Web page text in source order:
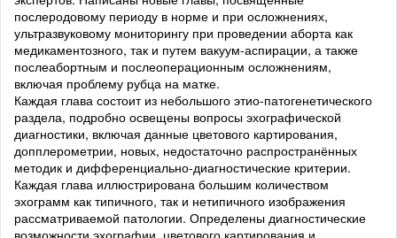
послеродовому периоду в норме и при осложнениях,
ультразвуковому мониторингу при проведении аборта как
медикаментозного, так и путем вакуум-аспирации, а также
послеабортным и послеоперационным осложнениям,
включая проблему рубца на матке.
Каждая глава состоит из небольшого этио-патогенетического
раздела, подробно освещены вопросы эхографической
диагностики, включая данные цветового картирования,
допплерометрии, новых, недостаточно распространённых
методик и дифференциально-диагностические критерии.
Каждая глава иллюстрирована большим количеством
эхограмм как типичного, так и нетипичного изображения
рассматриваемой патологии. Определены диагностические